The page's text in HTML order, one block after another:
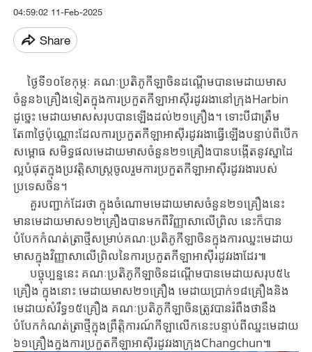
04:59:02 11-Feb-2025
Share
ថ្ងៃ​ទី​១០​ខែ​កុម្ភៈ គណៈប្រតិភូ​កីឡា​ចិន​ដណ្តើម​បាន​មេដាយ​មាស​
ចំនួន​៦​គ្រឿង​ទៀ​ត​ក្នុង​ការ​ប្រកួត​កីឡា​អាស៊ី​រដូវ​រងា​នៅ​ក្រុងHarbin
ដូច្នេះ មេដាយមាស​សរុប​បាន​ឡើង​ដល់​២១​គ្រឿង។ ទោះ​បី​ជា​ត្រឹម​​
តែ៣​ថ្ងៃ​ប៉ុ​ណ្ណោះដែល​ការ​ប្រកួត​កីឡា​អាស៊ី​រដូវ​រងា​ធ្វើ​ឡើង​បន្ទា​ប់​ពី​បើក​
សម្ពោធ សមិទ្ធផល​មេដាយ​មាស​ចំនួន​២១​គ្រឿង​បាន​បង្កើត​នូវ​ស្នាដៃ​
ល្អ​បំផុត​ក្នុង​ប្រ​វត្តិ​សាស្រ្ត​ចូល​រួម​ការ​ប្រកួត​កីឡា​អាស៊ី​រដូវ​រងារបស់​
ប្រទេស​ចិន។
គួរ​បញ្ជាក់​ដែរថា ក្នុង​ចំណោម​មេដាយ​មាស​ចំនួន​២១​គ្រឿង​នេះ
មាន​មេដាយ​មាស​១២​គ្រឿង​បាន​មក​ពី​វិញ្ញាសា​លើ​ព្រិល នេះ​ក៏​បាន
បំបែក​កំណត់ត្រាថ្មី​សម្រាប់​គណៈប្រតិភូ​កី​ឡា​ចិនក្នុងការឈ្នះមេដាយ
មាសក្នុងវិញ្ញាសាលើព្រិលនៃ​ការ​ប្រកួត​កីឡា​អាស៊ី​រដូវ​រងា​ដែរ៕
បច្ចុប្បន្ននេះ គណៈប្រតិភូ​កីឡា​ចិន​ដណ្តើម​បាន​មេដាយ​សរុប​៥៤​
គ្រឿង ក្នុង​នោះ មេ​ដាយ​មាស​២១​គ្រឿង មេដាយ​ប្រាក់​១៨​គ្រឿង​និង​
មេដាយ​សំរឹទ្ធ​១៥​គ្រឿង គណៈប្រតិភូ​កីឡា​ចិនត្រូវ​បាន​រំពឹង​ថា​នឹង​
បំបែក​កំណត់​ត្រា​ថ្មីក្នុង​ព្រឹត្តិការណ៍​កីឡា​លើក​នេះ​បន្ទាប់​ពី​ឈ្នះ​មេដាយ​
៦១​គ្រឿង​ក្នុង​ការ​ប្រកួត​កីឡា​អាស៊ី​រដូវ​រងា​ក្រុង​Changchun៕